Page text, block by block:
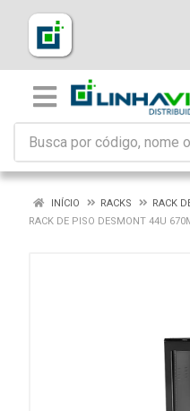
INÍCIO RACKS
RACK
RACK DE PISO DESMONT 44U